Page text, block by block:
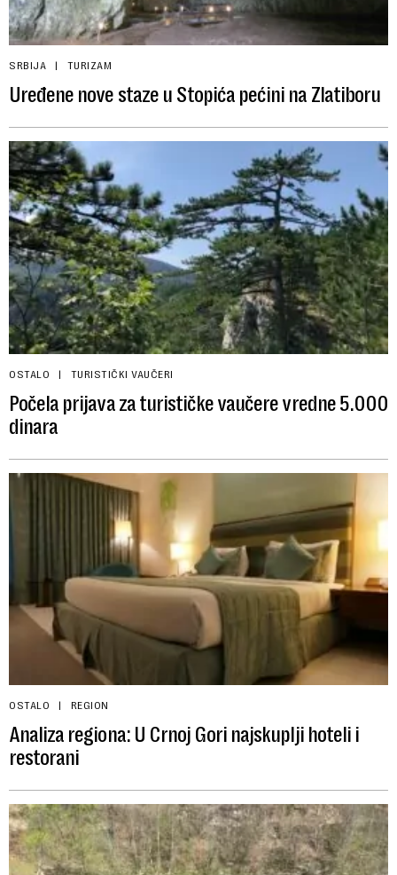
SRBIJA TURIZAM
Uređene nove staze u Stopića pećini na Zlatiboru
OSTALO TURISTIČKI VAUČERI
Počela prijava za turističke vaučere vredne 5.000
dinara
OSTALO REGION
Analiza regiona: U Crnoj Gori najskuplji hoteli i
restorani